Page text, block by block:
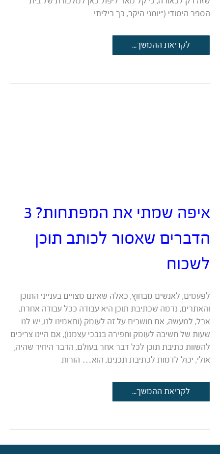
הספר היסודי (“יומני היקר, כך ביליתי
5
דוגמאות
תיירותי
לקריאת ההמשך...
איפה שמתי את המפתחות? 3
הדברים שאסור לכותב תוכן
לשכוח
לפעמים, לאנשים מבחוץ, כאלה שאינם מצויים בענייני התוכן
והאתרים, נדמה שכתיבת תוכן היא עבודה ככל עבודה אחרת.
אבל, למעשה, אם חושבים על זה לעומק (ותאמינו לנו, יש לנו
שעות של חשיבה לעומק וחפירה בנבכי עצמנו), אם היינו צריכים
להשוות כתיבת תוכן לכל דבר אחר בעולם, הדבר היחיד שהיה,
אולי, יכול לדמות לכתיבת תכנים, הוא… הורות
איפה
שמתי
3
לקריאת ההמשך...